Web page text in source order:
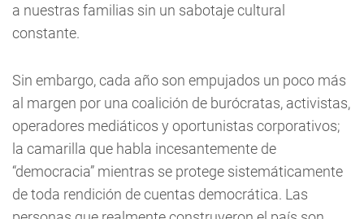
a nuestras familias sin un sabotaje cultural
constante.
Sin embargo, cada año son empujados un poco más
al margen por una coalición de burócratas, activistas,
operadores mediáticos y oportunistas corporativos;
la camarilla que habla incesantemente de
“democracia” mientras se protege sistemáticamente
de toda rendición de cuentas democrática. Las